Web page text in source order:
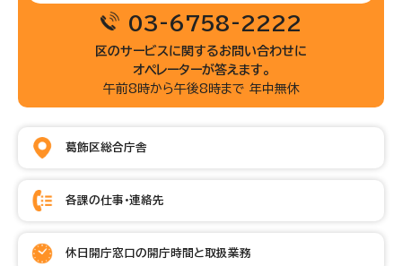
03-6758-2222
区のサービスに関するお問い合わせに
オペレーターが答えます。
午前8時から午後8時まで 年中無休
葛飾区総合庁舎
各課の仕事・連絡先
休日開庁窓口の開庁時間と取扱業務